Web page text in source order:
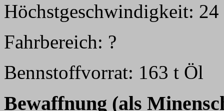
Höchstgeschwindigkeit:
Fahrbereich: ?
Bennstoffvorrat: 163 t Öl
Bewaffnung (als